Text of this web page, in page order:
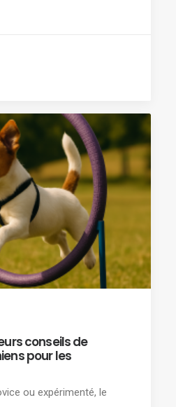
conseils de
pour les
ou expérimenté, le